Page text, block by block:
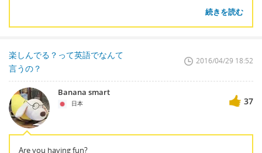
続きを読む
楽しんでる？って英語でなんて
言うの？
2016/04/29 18:52
Banana smart
日本 37
Are you having fun?